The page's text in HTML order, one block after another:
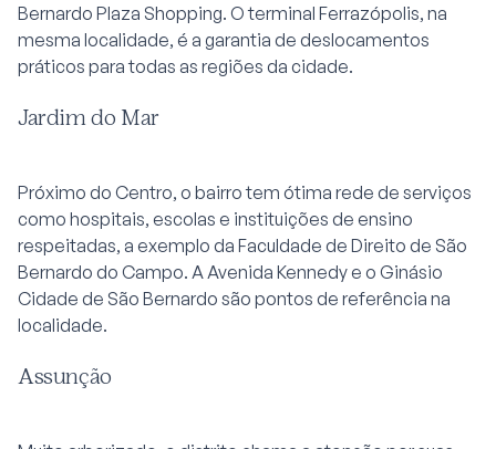
Bernardo Plaza Shopping. O terminal Ferrazópolis, na
mesma localidade, é a garantia de deslocamentos
práticos para todas as regiões da cidade.
Jardim do Mar
Próximo do Centro, o bairro tem ótima rede de serviços
como hospitais, escolas e instituições de ensino
respeitadas, a exemplo da Faculdade de Direito de São
Bernardo do Campo. A Avenida Kennedy e o Ginásio
Cidade de São Bernardo são pontos de referência na
localidade.
Assunção